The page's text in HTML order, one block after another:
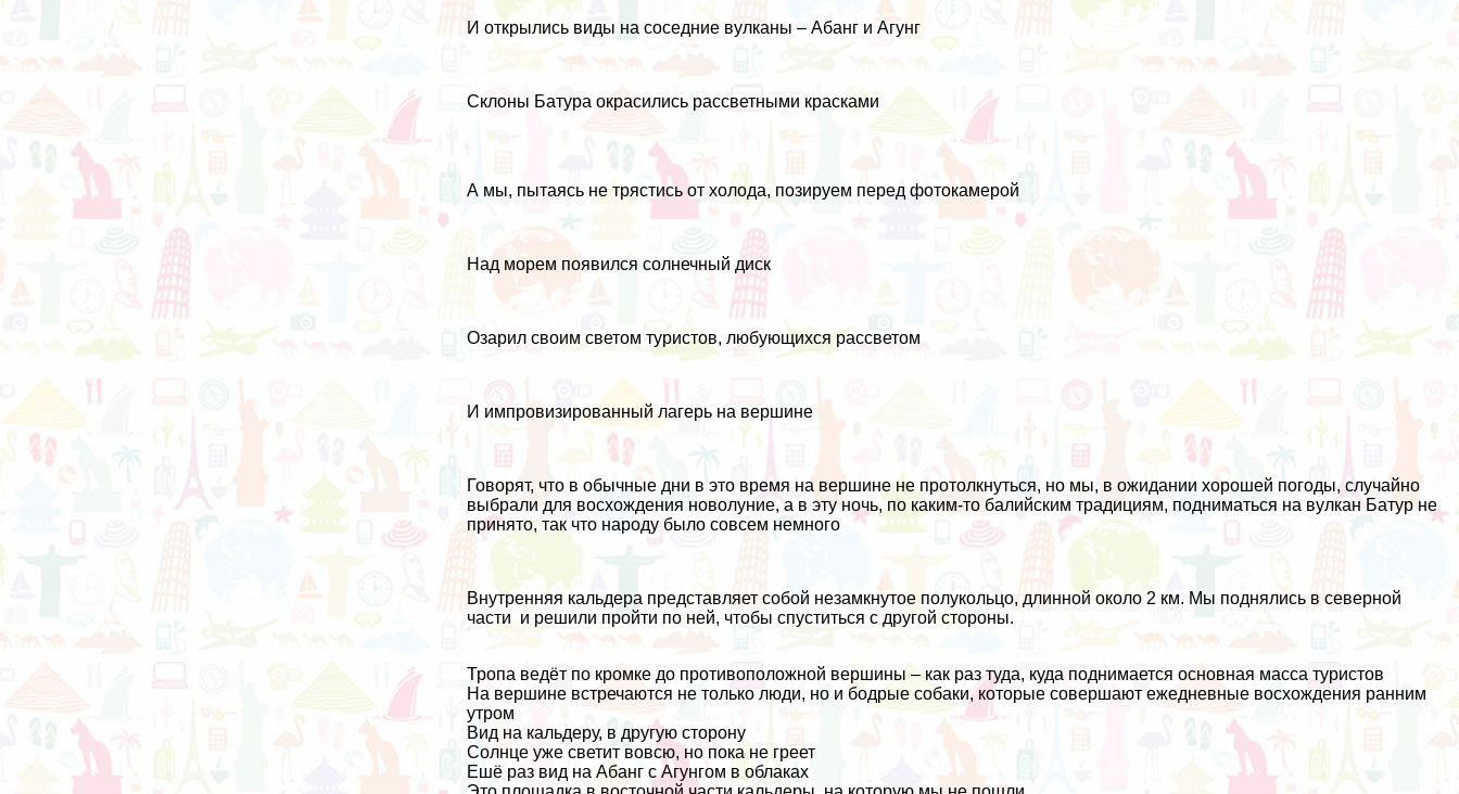
И открылись виды на соседние вулканы – Абанг и Агунг
Склоны Батура окрасились рассветными красками
А мы, пытаясь не трястись от холода, позируем перед фотокамерой
Над морем появился солнечный диск
Озарил своим светом туристов, любующихся рассветом
И импровизированный лагерь на вершине
Говорят, что в обычные дни в это время на вершине не протолкнуться, но мы, в ожидании хорошей погоды, случайно
выбрали для восхождения новолуние, а в эту ночь, по каким-то балийским традициям, подниматься на вулкан Батур не
принято, так что народу было совсем немного
Внутренняя кальдера представляет собой незамкнутое полукольцо, длинной около 2 км. Мы поднялись в северной
части и решили пройти по ней, чтобы спуститься с другой стороны.
Тропа ведёт по кромке до противоположной вершины – как раз туда, куда поднимается основная масса туристов
На вершине встречаются не только люди, но и бодрые собаки, которые совершают ежедневные восхождения ранним
утром
Вид на кальдеру, в другую сторону
Солнце уже светит вовсю, но пока не греет
Ешё раз вид на Абанг с Агунгом в облаках